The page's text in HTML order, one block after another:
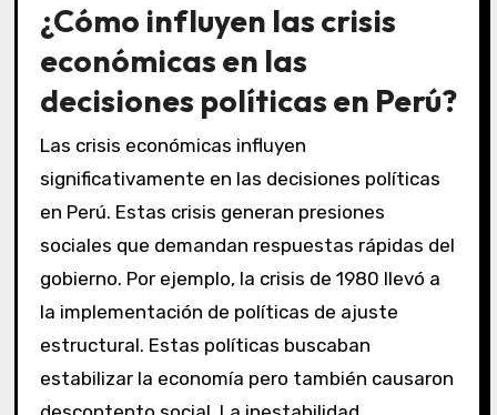
¿Cómo influyen las crisis
económicas en las
decisiones políticas en Perú?
Las crisis económicas influyen
significativamente en las decisiones políticas
en Perú. Estas crisis generan presiones
sociales que demandan respuestas rápidas del
gobierno. Por ejemplo, la crisis de 1980 llevó a
la implementación de políticas de ajuste
estructural. Estas políticas buscaban
estabilizar la economía pero también causaron